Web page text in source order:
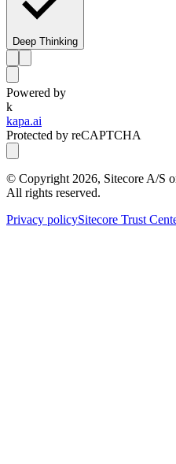
Deep Thinking
Powered by
k
kapa.ai
Protected by reCAPTCHA
© Copyright 2026, Sitecore A/S
All rights reserved.
Privacy policySitecore Trust